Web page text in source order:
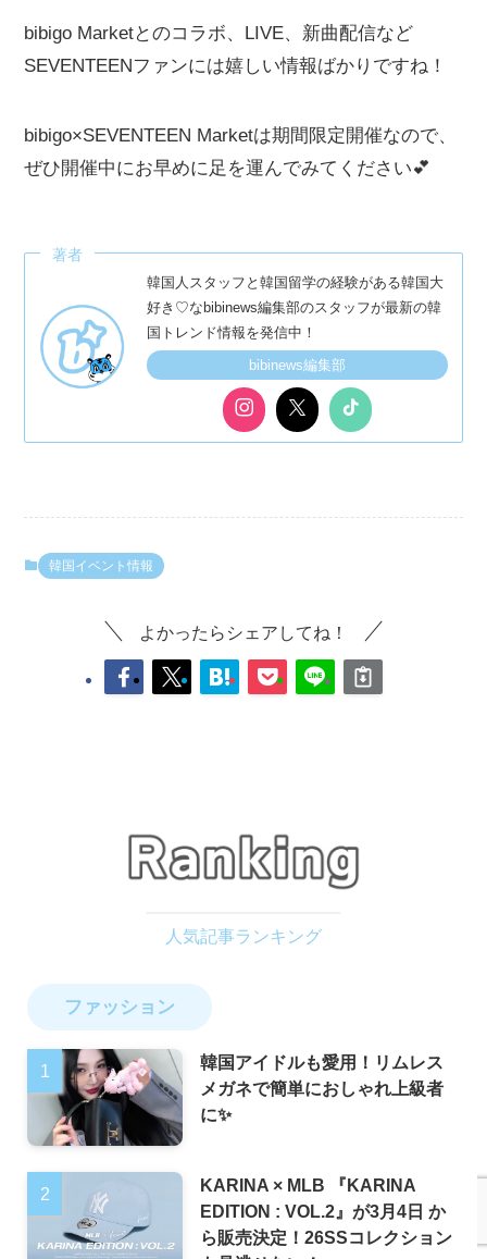
bibigo Marketとのコラボ、LIVE、新曲配信など
SEVENTEENファンには嬉しい情報ばかりですね！
bibigo×SEVENTEEN Marketは期間限定開催なので、
ぜひ開催中にお早めに足を運んでみてください💕
著者
韓国人スタッフと韓国留学の経験がある韓国大
好き♡なbibinews編集部のスタッフが最新の韓
国トレンド情報を発信中！
bibinews編集部
韓国イベント情報
よかったらシェアしてね！
ファッション
韓国アイドルも愛用！リムレス
メガネで簡単におしゃれ上級者
に✨
KARINA × MLB 『KARINA
EDITION : VOL.2』が3月4日 か
ら販売決定！26SSコレクション